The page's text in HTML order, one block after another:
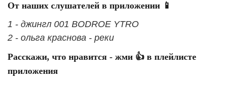
От наших слушателей в приложении 📱
1 - джингл 001 BODROE YTRO
2 - ольга краснова - реки
Расскажи, что нравится - жми 👍 в плейлисте
приложения